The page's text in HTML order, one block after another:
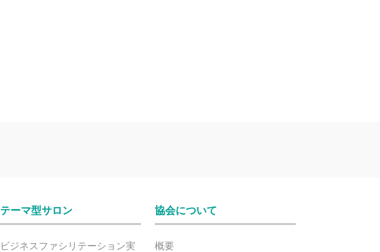
テーマ型サロン
ビジネスファシリテーション実
協会について
概要